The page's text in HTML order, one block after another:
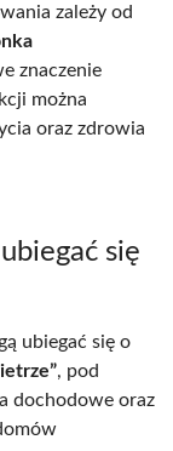
zależy od
znaczenie
można
oraz zdrowia
się
ubiegać się o
, pod
dochodowe oraz